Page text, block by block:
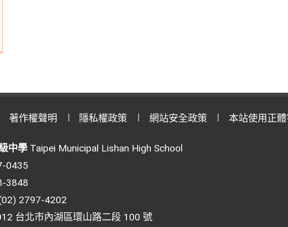
著作權聲明 隱私權政策 網站安全政策 本站使用正
中學Taipei Municipal Lishan High School
0435
3848
2797-4202
台北市內湖區環山路二段 100 號